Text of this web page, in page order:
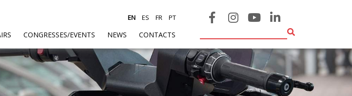
CONGRESSES/EVENTS NEWS CONTACTS
EN ES FR PT